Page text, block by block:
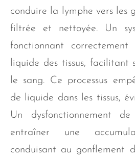
conduire la lymphe vers les
filtrée et nettoyée. Un
fonctionnant correctement
liquide des tissus, facilitant
le sang. Ce processus
de liquide dans les tissus,
Un dysfonctionnement
entraîner une
conduisant au gonflement